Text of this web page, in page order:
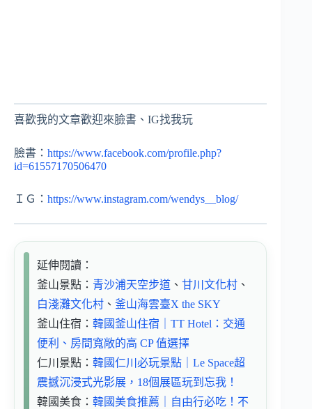
喜歡我的文章歡迎來臉書、IG找我玩
臉書： https://www.facebook.com/profile.php?
id=61557170506470
ＩＧ： https://www.instagram.com/wendys__blog/
延伸閱讀：
釜山景點： 青沙浦天空步道 、 甘川文化村 、
白淺灘文化村 、 釜山海雲臺X the SKY
釜山住宿： 韓國釜山住宿｜TT Hotel：交通
便利、房間寬敞的高 CP 值選擇
仁川景點： 韓國仁川必玩景點｜Le Space超
震撼沉浸式光影展，18個展區玩到忘我！
韓國美食： 韓國美食推薦｜自由行必吃！不